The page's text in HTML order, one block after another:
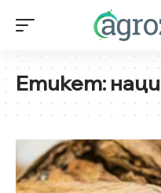
Етикет: